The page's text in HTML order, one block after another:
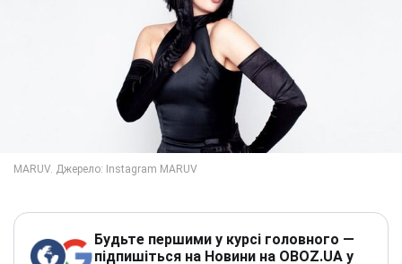
Будьте першими у курсі головного —
підпишіться на Новини на OBOZ.UA у